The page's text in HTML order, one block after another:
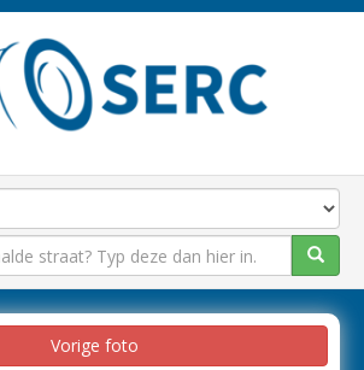
Vorige foto